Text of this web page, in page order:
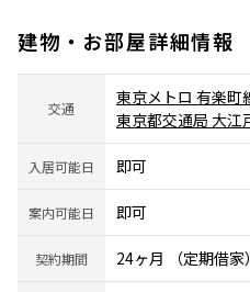
建物・お部屋詳細情報
交通
東京メトロ 有楽町
東京都交通局 大江
入居可能日 即可
案内可能日 即可
契約期間 24ヶ月 （定期借家）